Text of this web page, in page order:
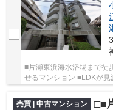
■片瀬東浜海水浴場まで徒
せるマンション ■LDKが
売買 | 中古マンション
□■